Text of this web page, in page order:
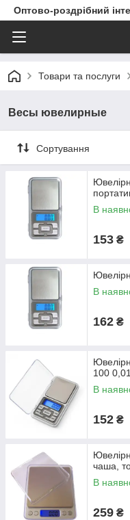
Оптово-роздрібний
Товари та послуги
Весы ювелирные
Сортування
В
153 ₴
В
162 ₴
100
В
152 ₴
чаша,
В
259 ₴